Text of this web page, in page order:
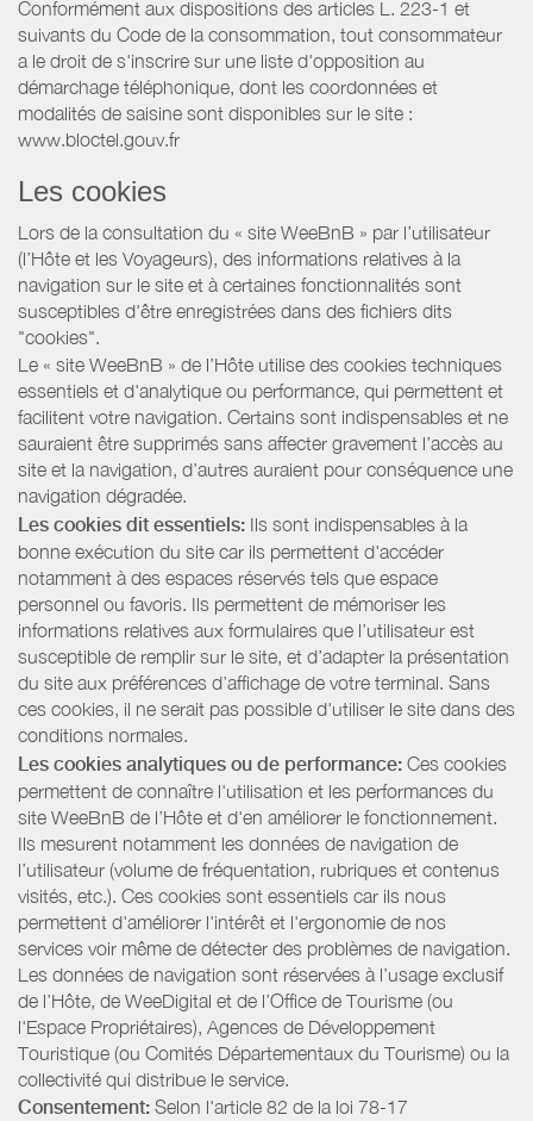
Conformément aux dispositions des articles L. 223-1 et
suivants du Code de la consommation, tout consommateur
a le droit de s'inscrire sur une liste d'opposition au
démarchage téléphonique, dont les coordonnées et
modalités de saisine sont disponibles sur le site :
www.bloctel.gouv.fr
Les cookies
Lors de la consultation du « site WeeBnB » par l’utilisateur
(l’Hôte et les Voyageurs), des informations relatives à la
navigation sur le site et à certaines fonctionnalités sont
susceptibles d'être enregistrées dans des fichiers dits
"cookies".
Le « site WeeBnB » de l’Hôte utilise des cookies techniques
essentiels et d'analytique ou performance, qui permettent et
facilitent votre navigation. Certains sont indispensables et ne
sauraient être supprimés sans affecter gravement l’accès au
site et la navigation, d’autres auraient pour conséquence une
navigation dégradée.
Les cookies dit essentiels: Ils sont indispensables à la
bonne exécution du site car ils permettent d'accéder
notamment à des espaces réservés tels que espace
personnel ou favoris. Ils permettent de mémoriser les
informations relatives aux formulaires que l’utilisateur est
susceptible de remplir sur le site, et d’adapter la présentation
du site aux préférences d’affichage de votre terminal. Sans
ces cookies, il ne serait pas possible d'utiliser le site dans des
conditions normales.
Les cookies analytiques ou de performance: Ces cookies
permettent de connaître l'utilisation et les performances du
site WeeBnB de l’Hôte et d'en améliorer le fonctionnement.
Ils mesurent notamment les données de navigation de
l’utilisateur (volume de fréquentation, rubriques et contenus
visités, etc.). Ces cookies sont essentiels car ils nous
permettent d'améliorer l'intérêt et l'ergonomie de nos
services voir même de détecter des problèmes de navigation.
Les données de navigation sont réservées à l’usage exclusif
de l’Hôte, de WeeDigital et de l’Office de Tourisme (ou
l'Espace Propriétaires), Agences de Développement
Touristique (ou Comités Départementaux du Tourisme) ou la
collectivité qui distribue le service.
Consentement: Selon l'article 82 de la loi 78-17